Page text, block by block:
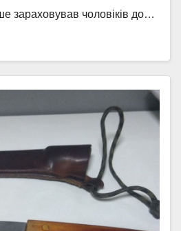
зараховував чоловіків до…